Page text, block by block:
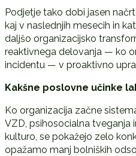
Podjetje tako dobi jasen
kaj v naslednjih mesecih in
daljšo organizacijsko
reaktivnega delovanja — ko
incidentu — v proaktivno
Kakšne poslovne učinke
Ko organizacija začne
VZD, psihosocialna tveganja
kulturo, se pokažejo zelo
opažamo manj bolniških